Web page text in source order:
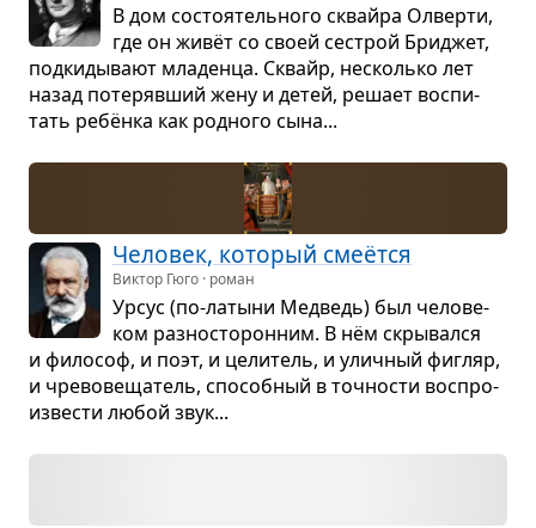
В дом состо­я­тель­ного сквайра Олверти,
где он живёт со своей сестрой Бри­джет,
под­ки­ды­вают мла­денца. Сквайр, несколько лет
назад поте­ряв­ший жену и детей, решает вос­пи­
тать ребёнка как род­ного сына...
Чело­век, кото­рый смеётся
Виктор Гюго · роман
Урсус (по-латыни Мед­ведь) был чело­ве­
ком раз­но­сто­рон­ним. В нём скры­вался
и фило­соф, и поэт, и цели­тель, и улич­ный фигляр,
и чре­во­ве­ща­тель, спо­соб­ный в точ­но­сти вос­про­
из­ве­сти любой звук...